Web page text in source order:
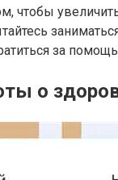
чтобы
за
о